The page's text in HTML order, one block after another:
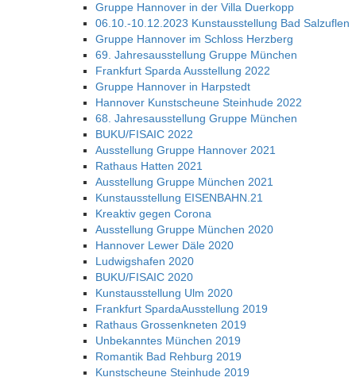
Gruppe Hannover in der Villa Duerkopp
06.10.-10.12.2023 Kunstausstellung Bad Salzuflen
Gruppe Hannover im Schloss Herzberg
69. Jahresausstellung Gruppe München
Frankfurt Sparda Ausstellung 2022
Gruppe Hannover in Harpstedt
Hannover Kunstscheune Steinhude 2022
68. Jahresausstellung Gruppe München
BUKU/FISAIC 2022
Ausstellung Gruppe Hannover 2021
Rathaus Hatten 2021
Ausstellung Gruppe München 2021
Kunstausstellung EISENBAHN.21
Kreaktiv gegen Corona
Ausstellung Gruppe München 2020
Hannover Lewer Däle 2020
Ludwigshafen 2020
BUKU/FISAIC 2020
Kunstausstellung Ulm 2020
Frankfurt SpardaAusstellung 2019
Rathaus Grossenkneten 2019
Unbekanntes München 2019
Romantik Bad Rehburg 2019
Kunstscheune Steinhude 2019